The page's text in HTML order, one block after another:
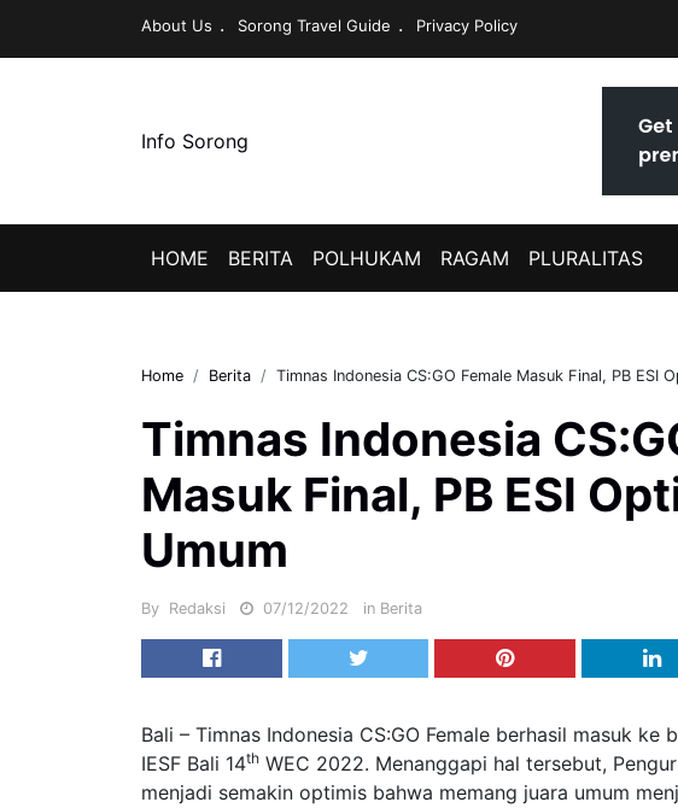
About Us Sorong Travel Guide Privacy Policy
Info Sorong
HOME BERITA POLHUKAM RAGAM PLURALITAS
Home Berita Timnas Indonesia CS:GO Female Masuk Final, PB ESI
Timnas Indonesia
Masuk Final, PB ESI
Umum
By Redaksi 07/12/2022 in Berita
Bali – Timnas Indonesia CS:GO Female berhasil masuk
IESF Bali 14th WEC 2022. Menanggapi hal tersebut,
menjadi semakin optimis bahwa memang juara umum